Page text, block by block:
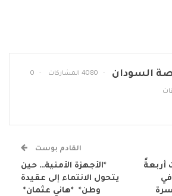
السودان 4080 المشاركات 0
أربعةً
القادم بوست
*الأجهزة الأمنية… حين
يتحول الانتماء إلى عقيدة
وطن* ‏ *‏هاني عثمان*